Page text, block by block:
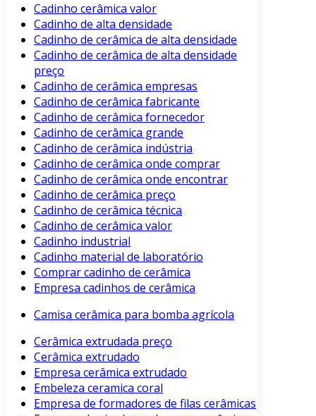
Cadinho cerâmica valor
Cadinho de alta densidade
Cadinho de cerâmica de alta densidade
Cadinho de cerâmica de alta densidade
preço
Cadinho de cerâmica empresas
Cadinho de cerâmica fabricante
Cadinho de cerâmica fornecedor
Cadinho de cerâmica grande
Cadinho de cerâmica indústria
Cadinho de cerâmica onde comprar
Cadinho de cerâmica onde encontrar
Cadinho de cerâmica preço
Cadinho de cerâmica técnica
Cadinho de cerâmica valor
Cadinho industrial
Cadinho material de laboratório
Comprar cadinho de cerâmica
Empresa cadinhos de cerâmica
Camisa cerâmica para bomba agrícola
Cerâmica extrudada preço
Cerâmica extrudado
Empresa cerâmica extrudado
Embeleza ceramica coral
Empresa de formadores de filas cerâmicas